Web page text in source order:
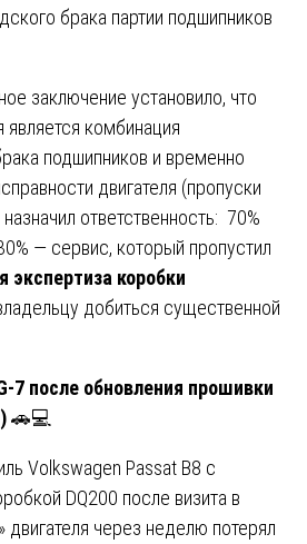
брака партии подшипников
заключение установило, что
является комбинация
подшипников и временно
двигателя (пропуски
ответственность: 70%
— сервис, который пропустил
экспертиза коробки
добиться существенной
7 после обновления прошивки
🚗💻
Volkswagen Passat B8 с
DQ200 после визита в
двигателя через неделю потерял